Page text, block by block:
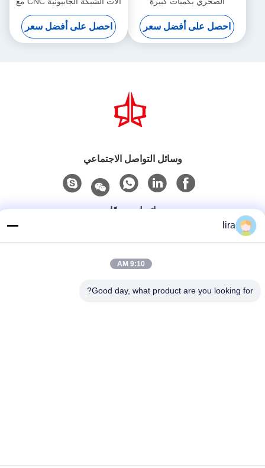
احصل على أفضل سعر
30 عاما من الخبرة
احصل على أفضل سعر
وسائل التواصل الاجتماعي
اتصل سريعًا
الهاتف
sales@gabion.cn
lira
9:10 AM
Good day, what product are you looking for?